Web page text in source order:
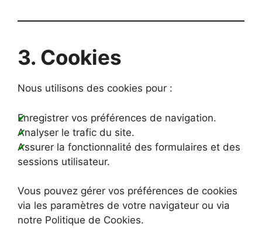
3. Cookies
Nous utilisons des cookies pour :
Enregistrer vos préférences de navigation.
Analyser le trafic du site.
Assurer la fonctionnalité des formulaires et des
sessions utilisateur.
Vous pouvez gérer vos préférences de cookies
via les paramètres de votre navigateur ou via
notre Politique de Cookies.